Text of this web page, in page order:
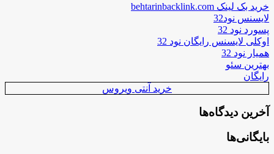
خرید بک لینک behtarinbacklink.com
لایسنس نود32
پسورد نود 32
اوکلی لایسنس رایگان نود 32
همیار نود 32
بهترین سئو
رایگان
خرید آنتی ویروس
آخرین دیدگاه‌ها
بایگانی‌ها